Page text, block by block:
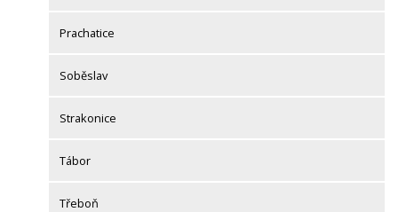
Prachatice
Soběslav
Strakonice
Tábor
Třeboň